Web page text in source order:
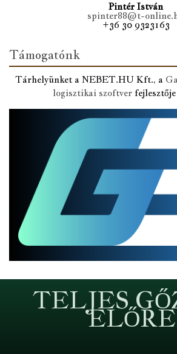
Pintér István
spinter88@t-
+36 30 9323163
Támogatónk
Tárhelyünket a NEBET.HU Kft., a
logisztikai szoftver
TELJES